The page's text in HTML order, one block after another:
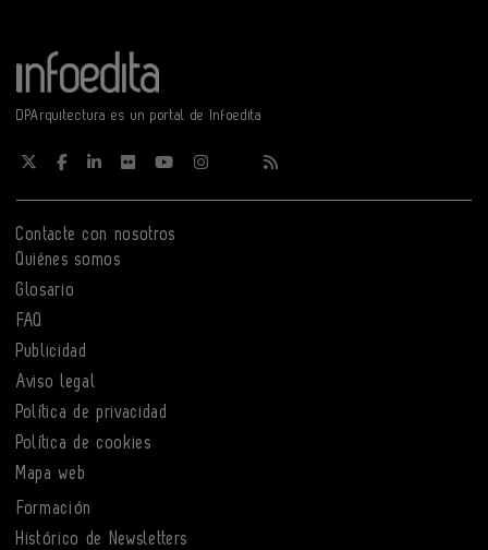
DPArquitectura es un portal de Infoedita
Contacte con nosotros
Quiénes somos
Glosario
FAQ
Publicidad
Aviso legal
Política de privacidad
Política de cookies
Mapa web
Formación
Histórico de Newsletters